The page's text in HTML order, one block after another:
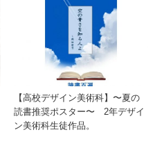
【高校デザイン美術科】〜夏の
読書推奨ポスター〜 2年デザイ
ン美術科生徒作品。